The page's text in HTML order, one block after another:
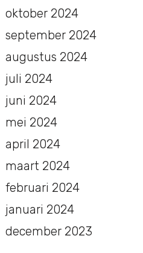
oktober 2024
september 2024
augustus 2024
juli 2024
juni 2024
mei 2024
april 2024
maart 2024
februari 2024
januari 2024
december 2023